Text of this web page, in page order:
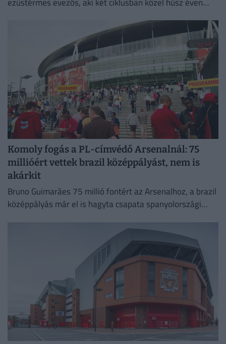
Komoly fogás a PL-címvédő Arsenalnál: 75
millióért vettek brazil középpályást, nem is
akárkit
Bruno Guimarães 75 millió fontért az Arsenalhoz, a brazil
középpályás már el is hagyta csapata spanyolországi